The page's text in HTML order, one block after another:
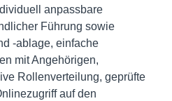
anpassbare
Führung sowie
-ablage, einfache
mit Angehörigen,
Rollenverteilung, geprüfte
auf den